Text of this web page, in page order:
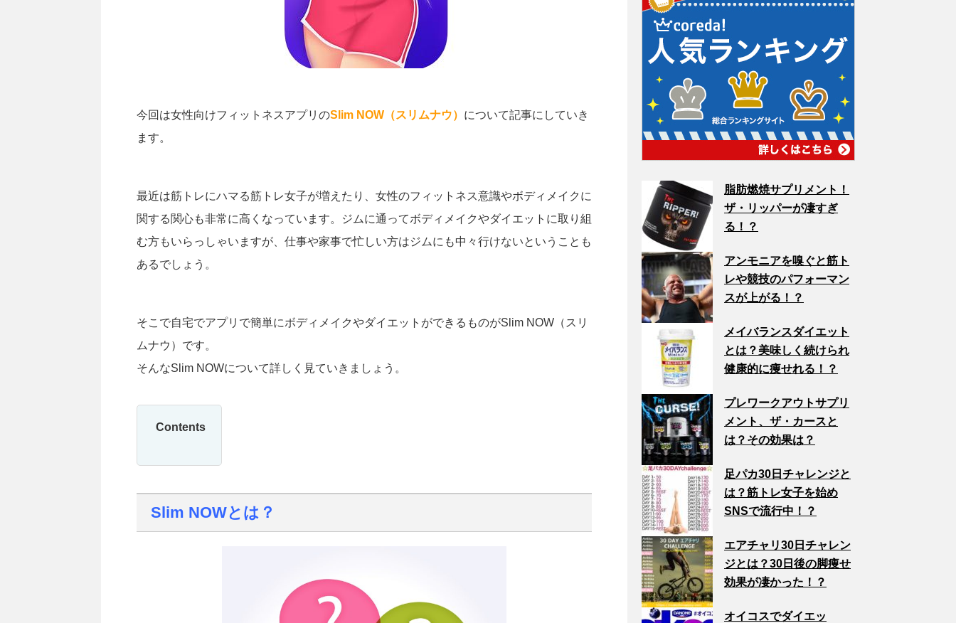
今回は女性向けフィットネスアプリのSlim NOW（スリムナウ） について記事にしていき
ます。
最近は筋トレにハマる筋トレ女子が増えたり、女性のフィットネス意識やボディメイクに
関する関心も非常に高くなっています。ジムに通ってボディメイクやダイエットに取り組
む方もいらっしゃいますが、仕事や家事で忙しい方はジムにも中々行けないということも
あるでしょう。
そこで自宅でアプリで簡単にボディメイクやダイエットができるものがSlim NOW（スリ
ムナウ）です。
そんなSlim NOWについて詳しく見ていきましょう。
Contents
Slim NOWとは？
脂肪燃焼サプリメント！
ザ・リッパーが凄すぎ
る！？
アンモニアを嗅ぐと筋ト
レや競技のパフォーマン
スが上がる！？
メイバランスダイエット
とは？美味しく続けられ
健康的に痩せれる！？
プレワークアウトサプリ
メント、ザ・カースと
は？その効果は？
足パカ30日チャレンジと
は？筋トレ女子を始め
SNSで流行中！？
エアチャリ30日チャレン
ジとは？30日後の脚痩せ
効果が凄かった！？
オイコスでダイエッ